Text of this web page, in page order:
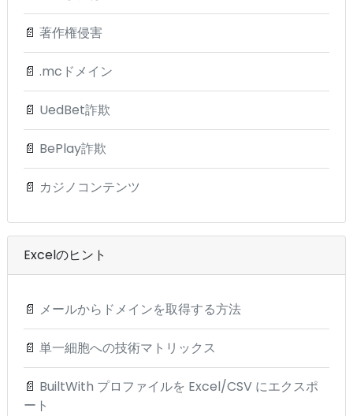
📄 著作権侵害
📄 .mcドメイン
📄 UedBet詐欺
📄 BePlay詐欺
📄 カジノコンテンツ
Excelのヒント
📄 メールからドメインを取得する方法
📄 単一細胞への技術マトリックス
📄 BuiltWith プロファイルを Excel/CSV にエクスポ
ート